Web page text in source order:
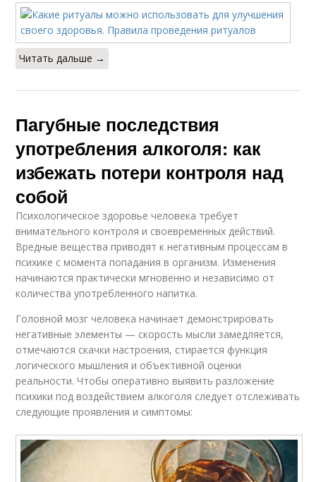
Читать дальше →
Пагубные последствия
употребления алкоголя: как
избежать потери контроля над
собой
Психологическое здоровье человека требует
внимательного контроля и своевременных действий.
Вредные вещества приводят к негативным процессам в
психике с момента попадания в организм. Изменения
начинаются практически мгновенно и независимо от
количества употребленного напитка.
Головной мозг человека начинает демонстрировать
негативные элементы — скорость мысли замедляется,
отмечаются скачки настроения, стирается функция
логического мышления и объективной оценки
реальности. Чтобы оперативно выявить разложение
психики под воздействием алкоголя следует отслеживать
следующие проявления и симптомы: